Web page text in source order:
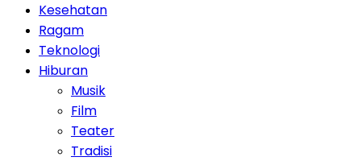
Kesehatan
Ragam
Teknologi
Hiburan
Musik
Film
Teater
Tradisi